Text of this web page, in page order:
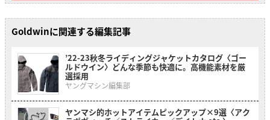
Goldwinに関連する編集記事
’22-23秋冬ライディングジャケットカタログ〈ゴー
ルドウイン〉どんな季節も快適に。高機能素材を厳
選採用
ヤングマシン編集部
ヤンマシ的ホットアイテムピックアップ×9選〈アク